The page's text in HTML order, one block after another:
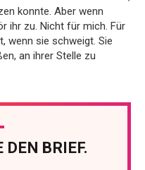
konnte. Aber wenn
ihr zu. Nicht für mich. Für
wenn sie schweigt. Sie
an ihrer Stelle zu
BRIEF.